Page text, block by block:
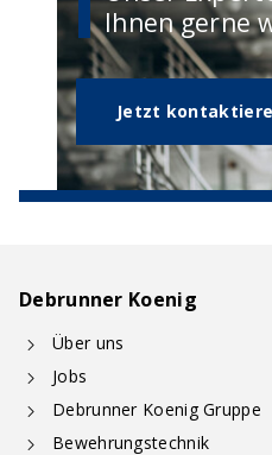
Ihnen gerne
Jetzt
Debrunner Koenig
Über uns
Jobs
Debrunner Koenig Gruppe
Bewehrungstechnik